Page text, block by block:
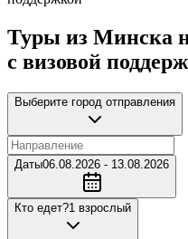
Туры из Минска
с визовой
Выберите город отправления
Даты06.08.2026 - 13.08.2026
Кто едет?1 взрослый